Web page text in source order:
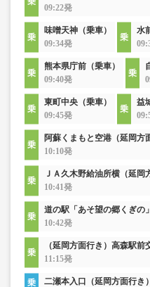
09:22発
味噌天神（乗車）
09:34発
水
熊本県庁前（乗車）
09:40発
東町中央（乗車）
09:45発
益
阿蘇くまもと空港（延岡方
10:10発
ＪＡ久木野給油所横（延岡
10:41発
道の駅「あそ望の郷くぎの」
10:42発
（延岡方面行き）高森駅前
11:15発
二瀬本入口（延岡方面行き